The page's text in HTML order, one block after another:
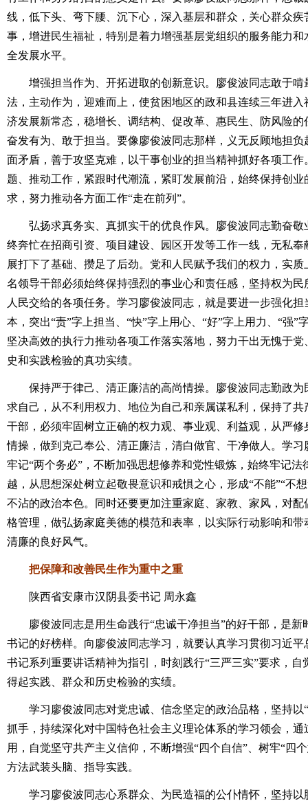
线，低下头、弯下腰、沉下心，深入基层和群众，关心群众
事，增进民生福祉，特别是着力增强基层党组织的服务能力
全发展水平。
增强担当作为、开拓进取的创新意识。廖俊波同志敢于啃
法，主动作为，迎难而上，使贫困地区的政和县连续三年进
济发展新常态，稳增长、调结构、促改革、惠民生、防风险
奋发有为、敢于担当。要像廖俊波同志那样，义无反顾地担
面矛盾，善于攻坚克难，以干事创业的担当精神抓好各项工
题、推动工作，紧跟时代潮流，紧盯发展前沿，始终保持创
求，努力推动各方面工作“走在前列”。
弘扬求真务实、真抓实干的优良作风。廖俊波同志勤奋敬
终奔忙在招商引资、项目建设、园区开发等工作一线，无私
展打下了基础、攒足了后劲。党和人民赋予我们的权力，实
名领导干部必须始终保持强烈的事业心和责任感，坚持权为
人民交给的各项任务。学习廖俊波同志，就是要进一步强化
本，突出“责”字上担当、“快”字上用心、“好”字上用力、“强
坚决高效的执行力推动各项工作落实落地，努力干出无愧于
史和实践检验的真功实绩。
保持严于律己、清正廉洁的高尚情操。廖俊波同志勤政为
求自己，从不利用权力、地位为自己和亲属谋私利，保持了
干部，必须牢固树立正确的权力观、事业观、利益观，从严
情操，做到克己奉公、清正廉洁，清白做官、干净做人。学
牢记“两个务必”，不断加强思想修养和党性锻炼，始终牢记
越，从思想深处树立起敬畏意识和戒惧之心，形成“不能”“不
不沾的政治本色。同时还要更加注重家庭、家教、家风，对
格管理，做弘扬家庭美德的模范和表率，以实际行动影响和
清廉的良好风气。
把保障和改善民生作为重中之重
陕西省安康市汉阴县委书记 周永鑫
廖俊波同志是用生命践行“忠诚干净担当”的好干部，是新
书记的好榜样。向廖俊波同志学习，就要认真学习贯彻习近
书记系列重要讲话精神为指引，时刻践行“三严三实”要求，自
得起实践、群众和历史检验的实绩。
学习廖俊波同志对党忠诚、信念坚定的政治品格，坚持以
抓手，持续深化对中国特色社会主义理论体系的学习领会，
用，自觉坚守共产主义信仰，不断增强“四个自信”、树牢“四
方法武装头脑、指导实践。
学习廖俊波同志心系群众、为民造福的公仆情怀，坚持以